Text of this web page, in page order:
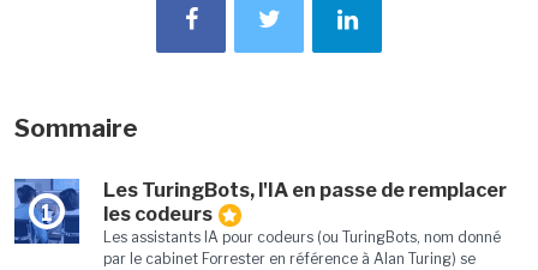
Sommaire
1
Les TuringBots, l'IA en passe de remplacer
les codeurs
Les assistants IA pour codeurs (ou TuringBots, nom donné
par le cabinet Forrester en référence à Alan Turing) se